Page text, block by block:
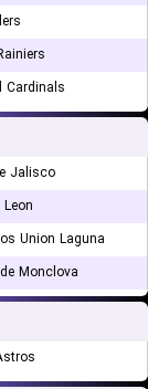
Cardinals
Jalisco
Union Laguna
Monclova